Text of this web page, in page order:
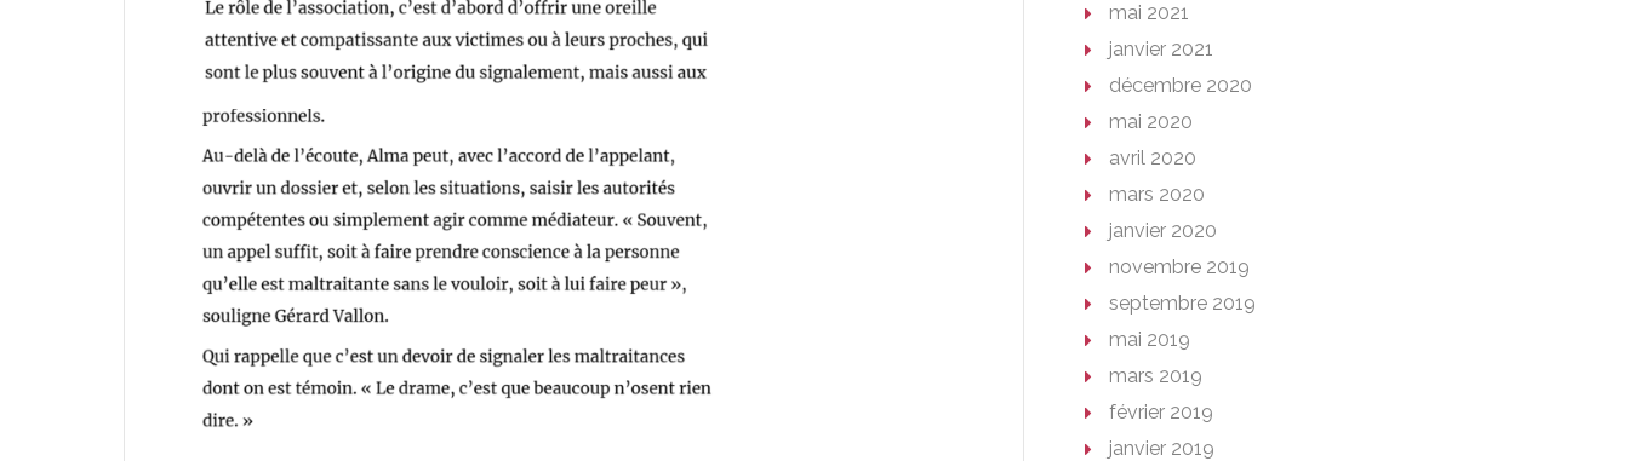
mai 2021
janvier 2021
décembre 2020
mai 2020
avril 2020
mars 2020
janvier 2020
novembre 2019
septembre 2019
mai 2019
mars 2019
février 2019
janvier 2019